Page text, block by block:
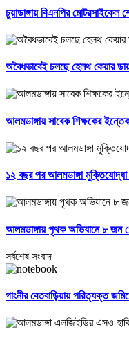
চুয়াডাঙ্গায় বিএনপির মোটরসাইকেল
অবৈধভাবেই চলছে হেলথ কেয়ার
আলমডাঙ্গায় সাবেক শিক্ষকের
১২ বছর পর আলমডাঙ্গা
আলমডাঙ্গায় পৃথক অভিযানে ৮ জন
সর্বশেষ সংবাদ
গাংনীর বেতবাড়িয়ায় পরিত্যক্ত